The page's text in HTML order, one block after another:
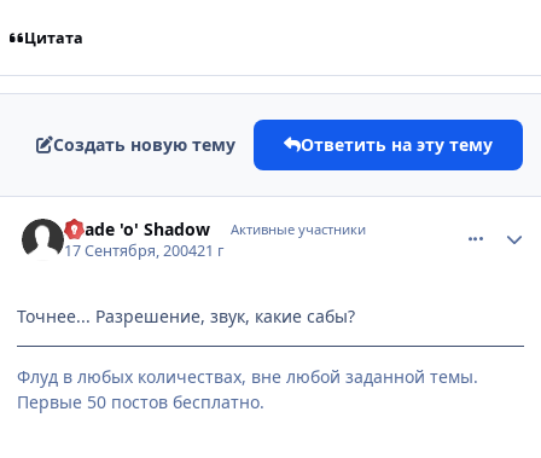
Цитата
Создать новую тему Ответить на эту тему
Shade 'o' Shadow Активные участники
17 Сентября, 200421 г
Точнее... Разрешение, звук, какие сабы?
Флуд в любых количествах, вне любой заданной темы.
Первые 50 постов бесплатно.